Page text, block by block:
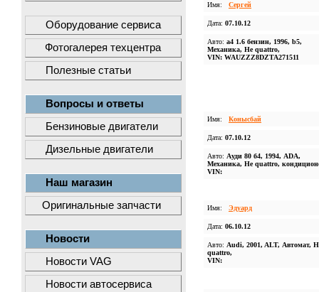
Оборудование сервиса
Фотогалерея техцентра
Полезные статьи
Вопросы и ответы
Бензиновые двигатели
Дизельные двигатели
Наш магазин
Оригинальные запчасти
Новости
Новости VAG
Новости автосервиса
Имя: Cергей
Дата: 07.10.12
Авто: a4 1.6 бензин, 1996, b5,
Механика, Не quattro,
VIN: WAUZZZ8DZTA271511
Имя: Конысбай
Дата: 07.10.12
Авто: Ауди 80 б4, 1994, ADA,
Механика, Не quattro,
VIN:
Имя: Эдуард
Дата: 06.10.12
Авто: Audi, 2001, ALT, Автомат,
quattro,
VIN: